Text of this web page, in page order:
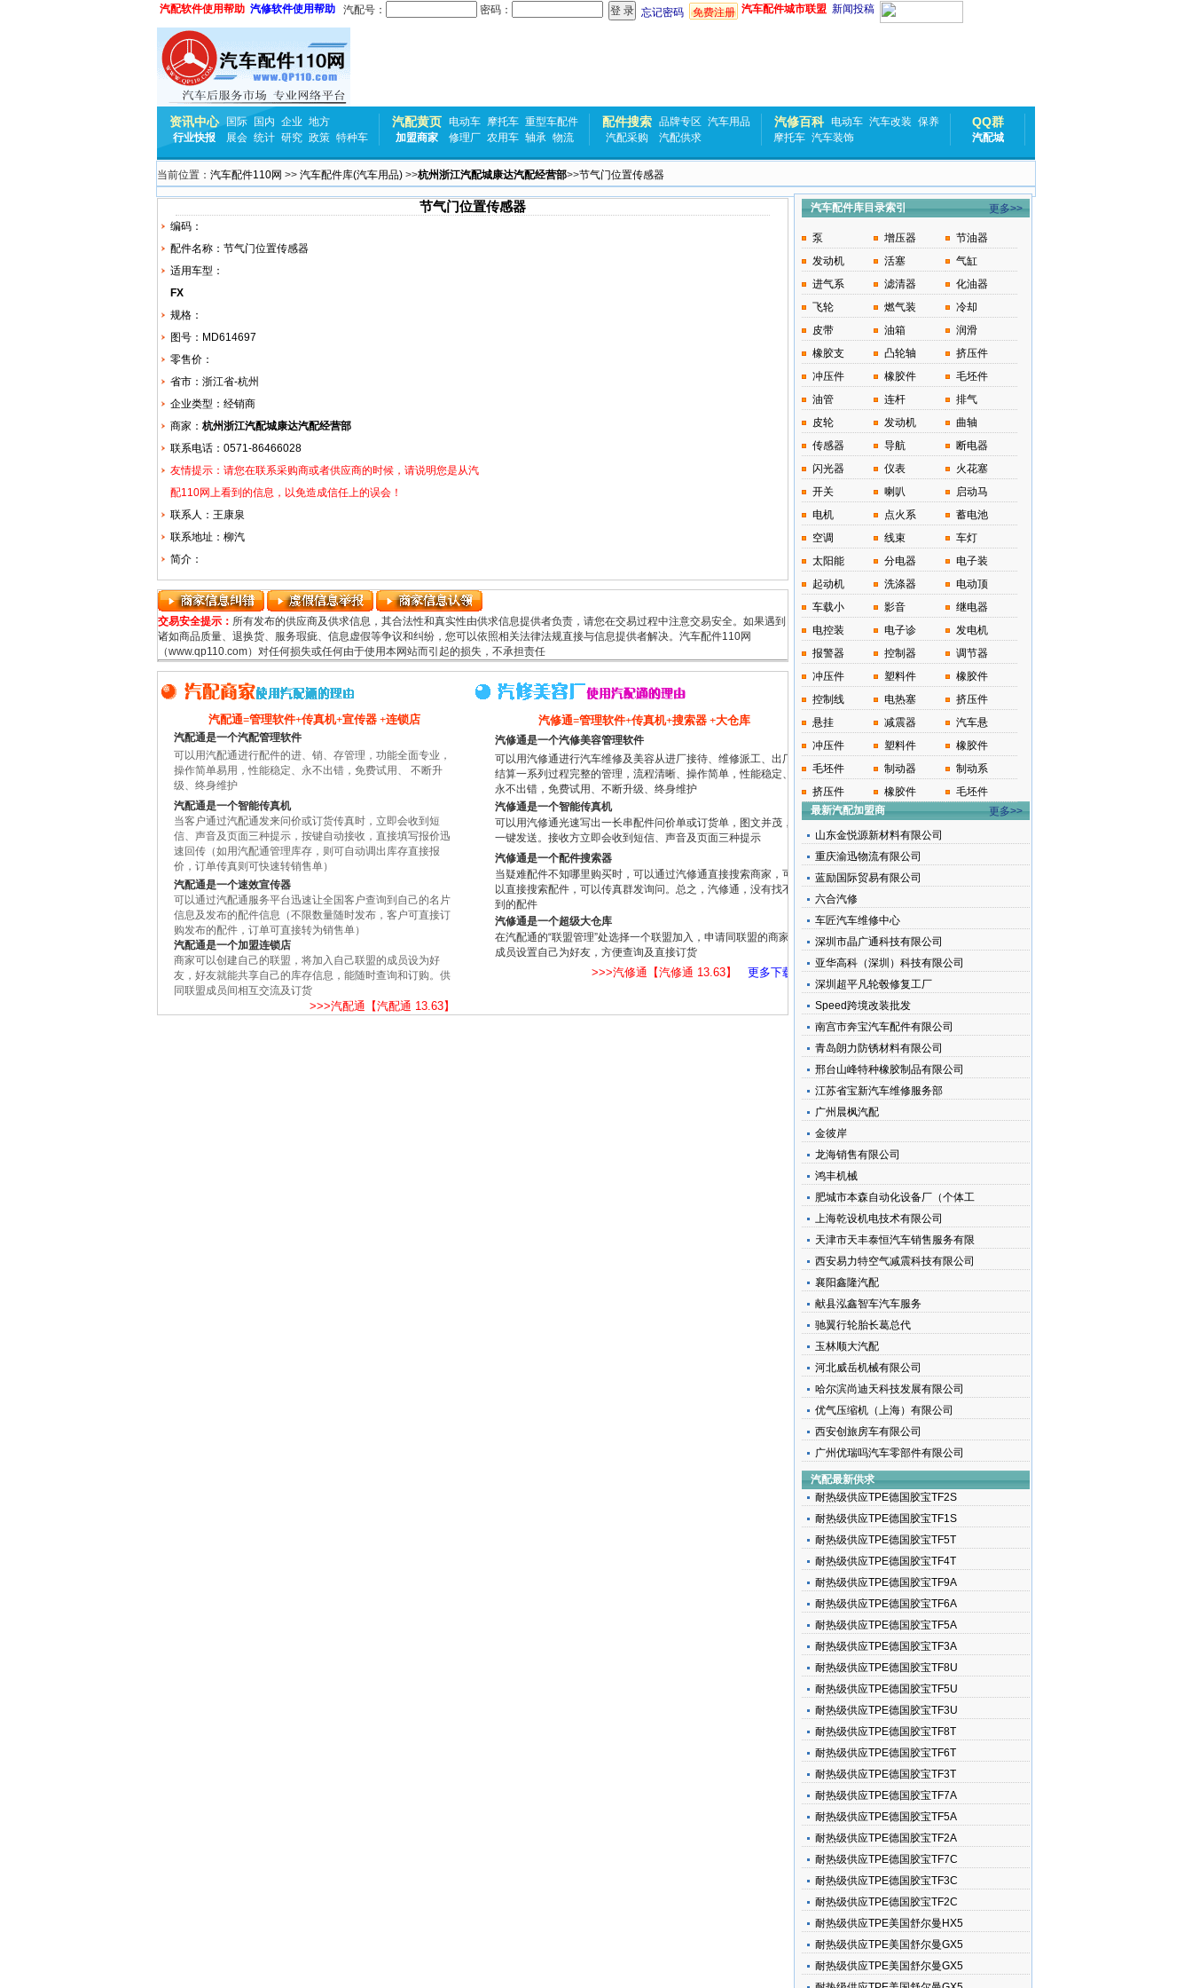
汽配软件使用帮助 汽修软件使用帮助 汽配号： 密码： 忘记密码 免费注册 汽车配件城市联盟 新闻投稿
资讯中心 国际 国内 企业 地方
行业快报
展会 统计 研究 政策 特种车
汽配黄页 电动车 摩托车 重型车配件
加盟商家
修理厂 农用车 轴承 物流
配件搜索 品牌专区 汽车用品
汽配采购
汽配供求
汽修百科 电动车 汽车改装 保养
摩托车 汽车装饰
QQ群
汽配城
当前位置： 汽车配件110网 >> 汽车配件库(汽车用品) >>杭州浙江汽配城康达汽配经营部>>节气门位置传感器
节气门位置传感器
编码：
配件名称：节气门位置传感器
适用车型：
FX
规格：
图号：MD614697
零售价：
省市：浙江省-杭州
企业类型：经销商
商家： 杭州浙江汽配城康达汽配经营部
联系电话：0571-86466028
友情提示：请您在联系采购商或者供应商的时候，请说明您是从汽
配110网上看到的信息，以免造成信任上的误会！
联系人：王康泉
联系地址：柳汽
简介：
交易安全提示： 所有发布的供应商及供求信息，其合法性和真实性由供求信息提供者负责，请您在交易过程中注意交易安全。如果遇到
诸如商品质量、退换货、服务瑕疵、信息虚假等争议和纠纷，您可以依照相关法律法规直接与信息提供者解决。汽车配件110网
（www.qp110.com）对任何损失或任何由于使用本网站而引起的损失，不承担责任
汽配通=管理软件+传真机+宣传器 +连锁店
汽配通是一个汽配管理软件
可以用汽配通进行配件的进、销、存管理，功能全面专业，
操作简单易用，性能稳定、永不出错，免费试用、 不断升
级、终身维护
汽配通是一个智能传真机
当客户通过汽配通发来问价或订货传真时，立即会收到短
信、声音及页面三种提示，按键自动接收，直接填写报价迅
速回传（如用汽配通管理库存，则可自动调出库存直接报
价，订单传真则可快速转销售单）
汽配通是一个速效宣传器
可以通过汽配通服务平台迅速让全国客户查询到自己的名片
信息及发布的配件信息（不限数量随时发布，客户可直接订
购发布的配件，订单可直接转为销售单）
汽配通是一个加盟连锁店
商家可以创建自己的联盟，将加入自己联盟的成员设为好
友，好友就能共享自己的库存信息，能随时查询和订购。供
同联盟成员间相互交流及订货
>>>汽配通【汽配通 13.63】
汽修通=管理软件+传真机+搜索器 +大仓库
汽修通是一个汽修美容管理软件
可以用汽修通进行汽车维修及美容从进厂接待、维修派工、出厂
结算一系列过程完整的管理，流程清晰、操作简单，性能稳定、
永不出错，免费试用、不断升级、终身维护
汽修通是一个智能传真机
可以用汽修通光速写出一长串配件问价单或订货单，图文并茂，
一键发送。接收方立即会收到短信、声音及页面三种提示
汽修通是一个配件搜索器
当疑难配件不知哪里购买时，可以通过汽修通直接搜索商家，可
以直接搜索配件，可以传真群发询问。总之，汽修通，没有找不
到的配件
汽修通是一个超级大仓库
在汽配通的“联盟管理”处选择一个联盟加入，申请同联盟的商家
成员设置自己为好友，方便查询及直接订货
>>>汽修通【汽修通 13.63】 更多下载
汽车配件库目录索引 更多>>
泵 增压器
节油器
发动机
活塞
气缸
进气系
滤清器
化油器
飞轮
燃气装
冷却
皮带
油箱
润滑
橡胶支
凸轮轴
挤压件
冲压件
橡胶件
毛坯件
油管
连杆
排气
皮轮
发动机
曲轴
传感器
导航
断电器
闪光器
仪表
火花塞
开关
喇叭
启动马
电机
点火系
蓄电池
空调
线束
车灯
太阳能
分电器
电子装
起动机
洗涤器
电动顶
车载小
影音
继电器
电控装
电子诊
发电机
报警器
控制器
调节器
冲压件
塑料件
橡胶件
控制线
电热塞
挤压件
悬挂
减震器
汽车悬
冲压件
塑料件
橡胶件
毛坯件
制动器
制动系
挤压件
橡胶件
毛坯件
最新汽配加盟商
更多>>
山东金悦源新材料有限公司
重庆渝迅物流有限公司
蓝励国际贸易有限公司
六合汽修
车匠汽车维修中心
深圳市晶广通科技有限公司
亚华高科（深圳）科技有限公司
深圳超平凡轮毂修复工厂
Speed跨境改装批发
南宫市奔宝汽车配件有限公司
青岛朗力防锈材料有限公司
邢台山峰特种橡胶制品有限公司
江苏省宝新汽车维修服务部
广州晨枫汽配
金彼岸
龙海销售有限公司
鸿丰机械
肥城市本森自动化设备厂（个体工
上海乾设机电技术有限公司
天津市天丰泰恒汽车销售服务有限
西安易力特空气减震科技有限公司
襄阳鑫隆汽配
献县泓鑫智车汽车服务
驰翼行轮胎长葛总代
玉林顺大汽配
河北威岳机械有限公司
哈尔滨尚迪天科技发展有限公司
优气压缩机（上海）有限公司
西安创旅房车有限公司
广州优瑞吗汽车零部件有限公司
汽配最新供求
耐热级供应TPE德国胶宝TF2S
耐热级供应TPE德国胶宝TF1S
耐热级供应TPE德国胶宝TF5T
耐热级供应TPE德国胶宝TF4T
耐热级供应TPE德国胶宝TF9A
耐热级供应TPE德国胶宝TF6A
耐热级供应TPE德国胶宝TF5A
耐热级供应TPE德国胶宝TF3A
耐热级供应TPE德国胶宝TF8U
耐热级供应TPE德国胶宝TF5U
耐热级供应TPE德国胶宝TF3U
耐热级供应TPE德国胶宝TF8T
耐热级供应TPE德国胶宝TF6T
耐热级供应TPE德国胶宝TF3T
耐热级供应TPE德国胶宝TF7A
耐热级供应TPE德国胶宝TF5A
耐热级供应TPE德国胶宝TF2A
耐热级供应TPE德国胶宝TF7C
耐热级供应TPE德国胶宝TF3C
耐热级供应TPE德国胶宝TF2C
耐热级供应TPE美国舒尔曼HX5
耐热级供应TPE美国舒尔曼GX5
耐热级供应TPE美国舒尔曼GX5